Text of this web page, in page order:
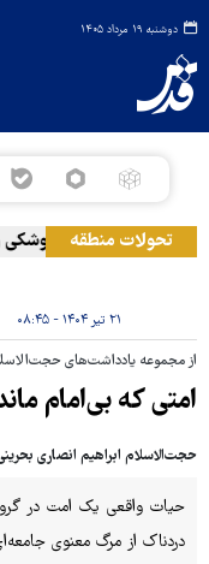
دوشنبه ۱۹ مرداد ۱۴۰۵
تحولات منطقه
المخا زیر حملات موشکی و پهپادی
۲۱ تیر ۱۴۰۴ - ۰۸:۴۵
از مجموعه یادداشت‌های
امتی که بی‌امام
حجت‌الاسلام ابراهیم انصاری
حیات واقعی یک امت در
دردناک از مرگ معنوی